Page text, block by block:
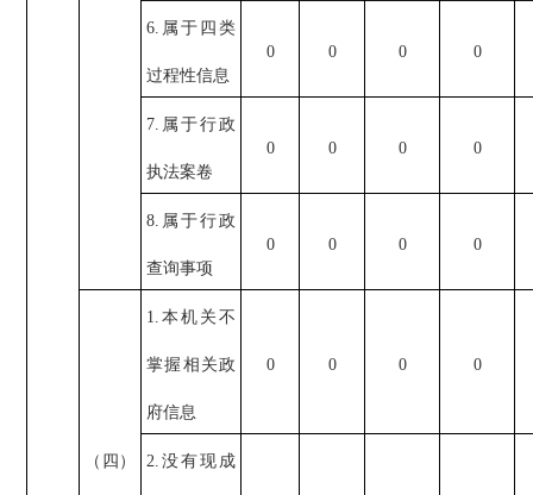
6.属于四类
过程性信息
0 0 0 0
7.属于行政
执法案卷
0 0 0 0
8.属于行政
查询事项
0 0 0 0
（四）
1.本机关不
掌握相关政
府信息
0 0 0 0
2.没有现成